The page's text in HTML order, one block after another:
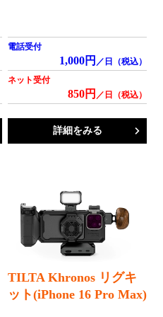
電話受付
1,000円 ／日（税込）
ネット受付
850円 ／日（税込）
詳細をみる
TILTA Khronos リグキ
ット(iPhone 16 Pro Max)